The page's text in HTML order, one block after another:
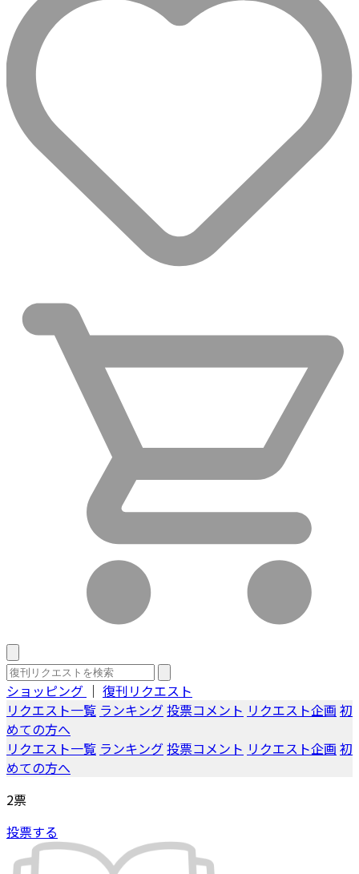
ショッピング ｜ 復刊リクエスト
リクエスト一覧 ランキング投票コメント リクエスト企画 初
めての方へ
リクエスト一覧 ランキング投票コメント リクエスト企画 初
めての方へ
2票
投票する